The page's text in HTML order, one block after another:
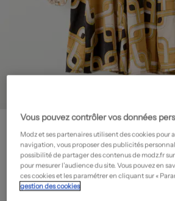
H&M
Robe courte - Coupe évasée- Seconde main
14,00€
Prix neuf estimé : -60%
État: Très bon état
Vous pouvez contrôler vos données
Modz et ses partenaires utilisent des cookies pour
navigation, vous proposer des publicités
possibilité de partager des contenus de modz.fr
pour mesurer l’audience du site. Vous pouvez en
ces cookies et les paramétrer en cliquant sur «
gestion des cookies